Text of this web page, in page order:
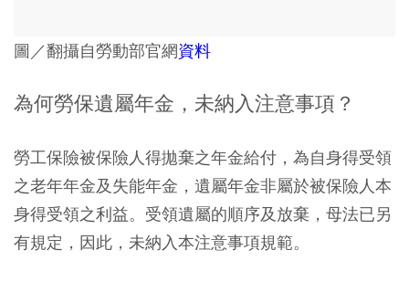
圖／翻攝自勞動部官網資料
為何勞保遺屬年金，未納入注意事項？
勞工保險被保險人得拋棄之年金給付，為自身得受領
之老年年金及失能年金，遺屬年金非屬於被保險人本
身得受領之利益。受領遺屬的順序及放棄，母法已另
有規定，因此，未納入本注意事項規範。